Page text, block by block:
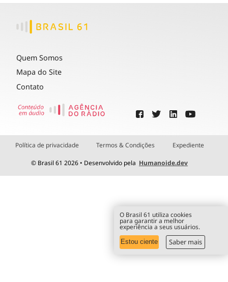
Quem Somos
Mapa do Site
Contato
Política de privacidade Termos & Condições Expediente
© Brasil 61 2026 • Desenvolvido pela Humanoide.dev
O Brasil 61 utiliza cookies
para garantir a melhor
experiência a seus usuários.
Estou ciente Saber mais